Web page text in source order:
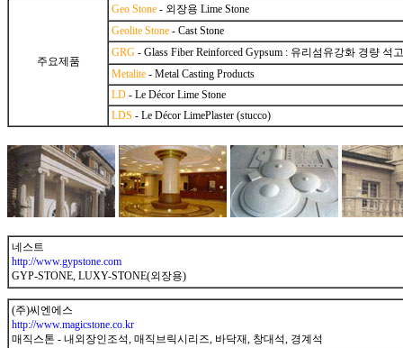
주요제품
Geo Stone - 외장용 Lime Stone
Geolite Stone - Cast Stone
GRG - Glass Fiber Reinforced Gypsum : 유리섬유강화 경량 석
Metalite - Metal Casting Products
LD - Le Décor Lime Stone
LDS - Le Décor LimePlaster (stucco)
네스트
http://www.gypstone.com
GYP-STONE, LUXY-STONE(외장용)
(주)씨엔에스
http://www.magicstone.co.kr
매직스톤 - 내외장인조석, 매직브릭시리즈, 바닥재, 창대석, 경계석